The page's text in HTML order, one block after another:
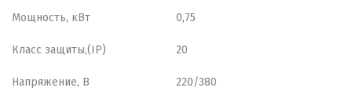
Мощность, кВт 0,75
Класс защиты,(IP) 20
Напряжение, В 220/380